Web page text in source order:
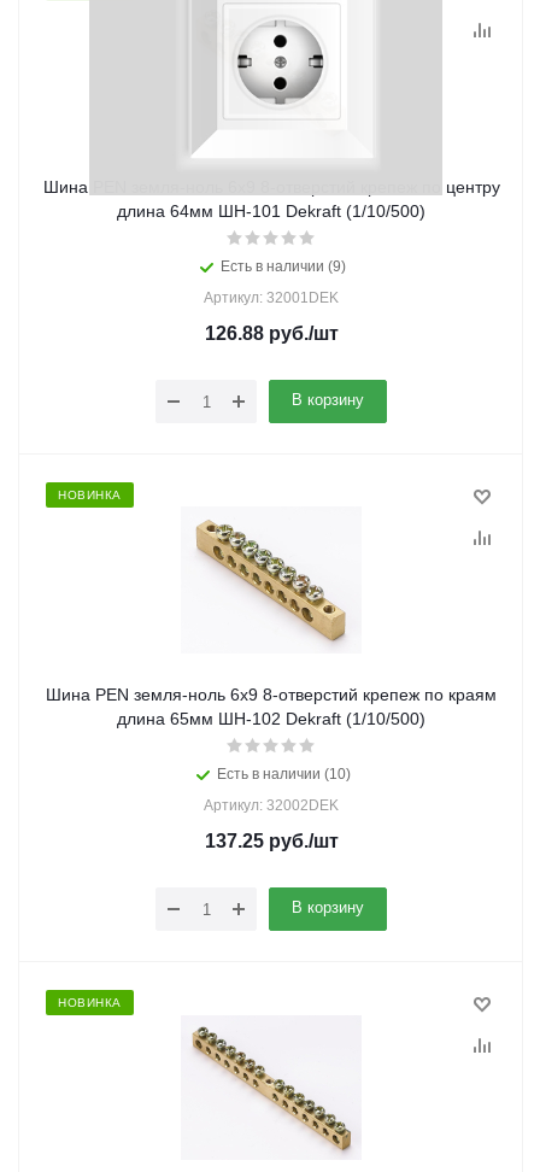
Шина PEN земля-ноль 6х9 8-отверстий крепеж по центру
длина 64мм ШН-101 Dekraft (1/10/500)
Есть в наличии (9)
Артикул: 32001DEK
126.88руб./шт
В корзину
НОВИНКА
Шина PEN земля-ноль 6х9 8-отверстий крепеж по краям
длина 65мм ШН-102 Dekraft (1/10/500)
Есть в наличии (10)
Артикул: 32002DEK
137.25руб./шт
В корзину
НОВИНКА